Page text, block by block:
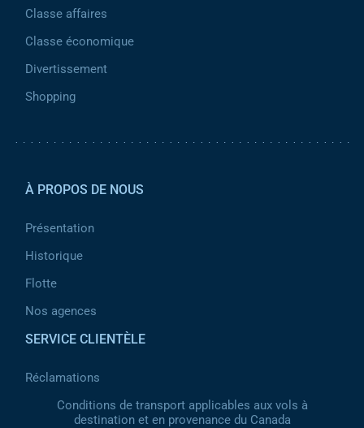
Classe affaires
Classe économique
Divertissement
Shopping
À PROPOS DE NOUS
Présentation
Historique
Flotte
Nos agences
SERVICE CLIENTÈLE
Réclamations
Conditions de transport applicables aux vols à
destination et en provenance du Canada